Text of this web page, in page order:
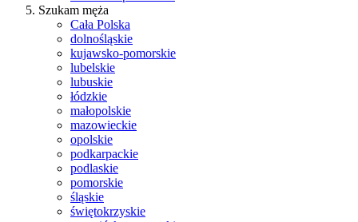
Szukam męża
Cała Polska
dolnośląskie
kujawsko-pomorskie
lubelskie
lubuskie
łódzkie
małopolskie
mazowieckie
opolskie
podkarpackie
podlaskie
pomorskie
śląskie
świętokrzyskie